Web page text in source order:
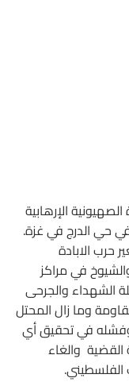
الإرهابية
في حي الدرج في غزة.
حرب الابادة
في مراكز
الشهداء والجرحى
وما زال المحتل
وفشله في تحقيق أي
والغاء